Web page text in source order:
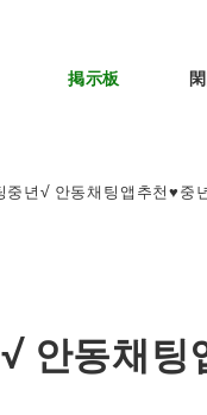
掲示板
중년√ 안동채팅앱추천♥중
안동채팅